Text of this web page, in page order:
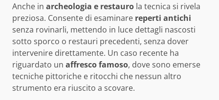
Anche in archeologia e restauro la tecnica si rivela
preziosa. Consente di esaminare reperti antichi
senza rovinarli, mettendo in luce dettagli nascosti
sotto sporco o restauri precedenti, senza dover
intervenire direttamente. Un caso recente ha
riguardato un affresco famoso, dove sono emerse
tecniche pittoriche e ritocchi che nessun altro
strumento era riuscito a scovare.